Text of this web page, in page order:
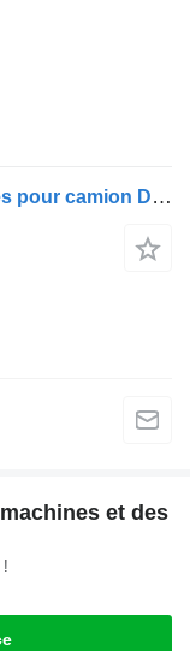
DAF Réservoir de carburant 200 litres pour camion DAF YA 4442
et des
!